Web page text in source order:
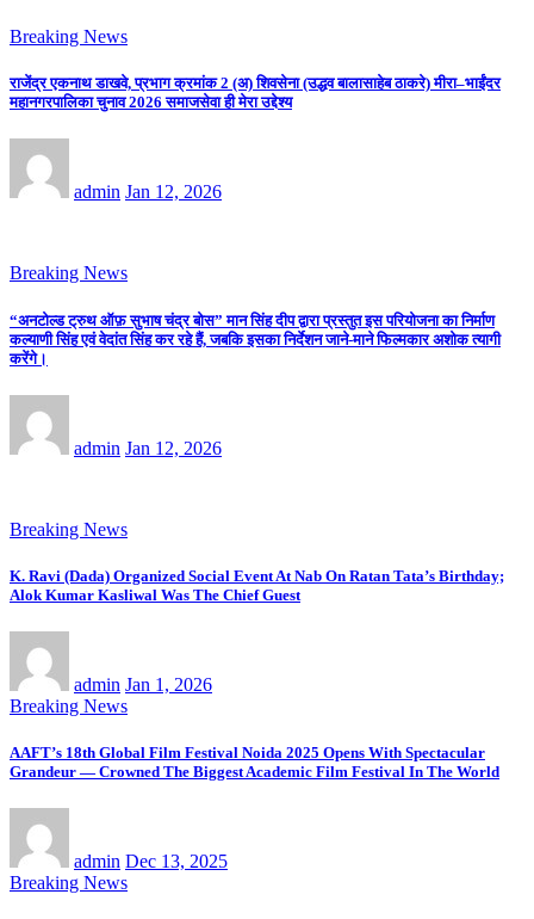
Breaking News
राजेंद्र एकनाथ डाखवे, प्रभाग क्रमांक 2 (अ) शिवसेना (उद्धव बालासाहेब ठाकरे) मीरा–भाईंदर
महानगरपालिका चुनाव 2026 समाजसेवा ही मेरा उद्देश्य
admin Jan 12, 2026
Breaking News
“अनटोल्ड ट्रुथ ऑफ़ सुभाष चंद्र बोस” मान सिंह दीप द्वारा प्रस्तुत इस परियोजना का निर्माण
कल्याणी सिंह एवं वेदांत सिंह कर रहे हैं, जबकि इसका निर्देशन जाने-माने फिल्मकार अशोक त्यागी
करेंगे।
admin Jan 12, 2026
Breaking News
K. Ravi (Dada) Organized Social Event At Nab On Ratan Tata’s Birthday;
Alok Kumar Kasliwal Was The Chief Guest
admin Jan 1, 2026
Breaking News
AAFT’s 18th Global Film Festival Noida 2025 Opens With Spectacular
Grandeur — Crowned The Biggest Academic Film Festival In The World
admin Dec 13, 2025
Breaking News